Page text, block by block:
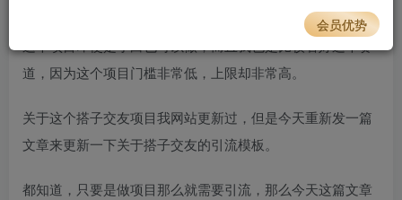
这个项目即使是小白也可以做，而且我也是比较看好这个赛
道，因为这个项目门槛非常低，上限却非常高。
关于这个搭子交友项目我网站更新过，但是今天重新发一篇
文章来更新一下关于搭子交友的引流模板。
都知道，只要是做项目那么就需要引流，那么今天这篇文章
会员优势